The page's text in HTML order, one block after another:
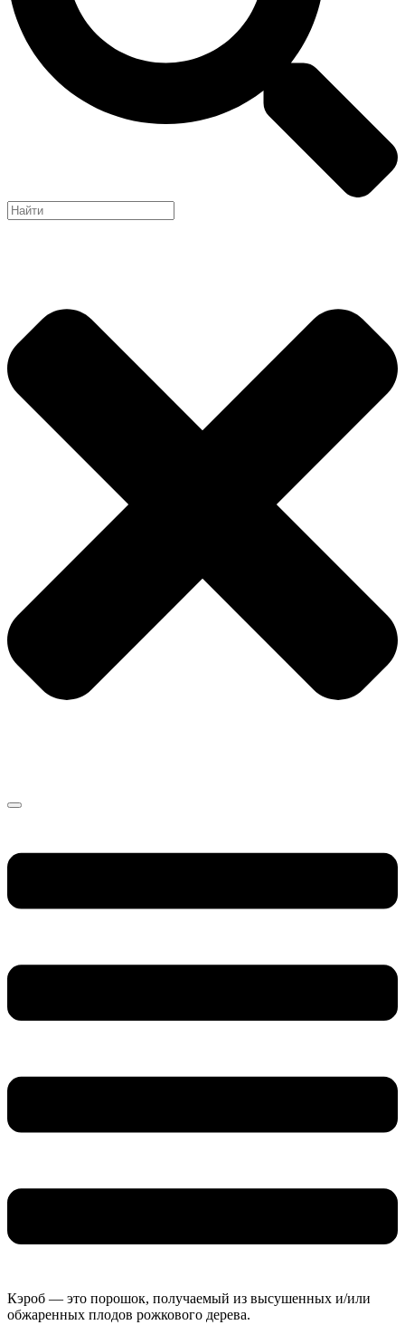
Кэроб — это порошок, получаемый из высушенных и/или
обжаренных плодов рожкового дерева.